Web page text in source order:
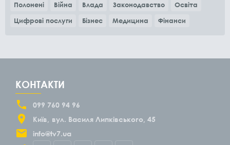
Полонені
Війна Влада Законодавство
Освіта
Цифрові послуги
Бізнес Медицина Фінанси
КОНТАКТИ
099 760 94 96
Київ
вул. Василя Липківського, 45
info@tv7.ua